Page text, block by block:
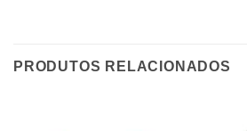
PRODUTOS RELACIONADOS